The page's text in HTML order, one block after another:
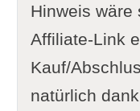
Hinweis wäre
Affiliate-Link
Kauf/
natürlich